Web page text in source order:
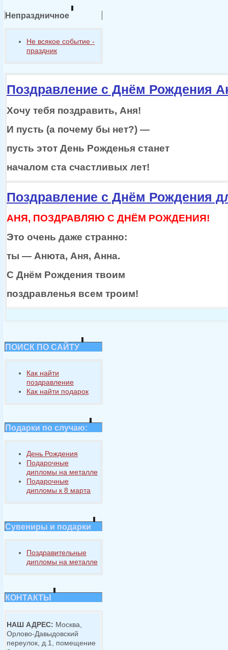
Непраздничное
Не всякое событие -
праздник
Поздравление с Днём Рождения
Хочу тебя поздравить, Аня!
И пусть (а почему бы нет?) —
пусть этот День Рожденья станет
началом ста счастливых лет!
Поздравление с Днём Рождения
АНЯ, ПОЗДРАВЛЯЮ С ДНЁМ РОЖДЕНИЯ!
Это очень даже странно:
ты — Анюта, Аня, Анна.
С Днём Рождения твоим
поздравленья всем троим!
ПОИСК ПО САЙТУ
Как найти
поздравление
Как найти подарок
Подарки по случаю:
День Рождения
Подарочные
дипломы на металле
Подарочные
дипломы к 8 марта
Сувениры и подарки
Поздравительные
дипломы на металле
КОНТАКТЫ
НАШ АДРЕС: Москва,
Орлово-Давыдовский
переулок, д.1, помещение